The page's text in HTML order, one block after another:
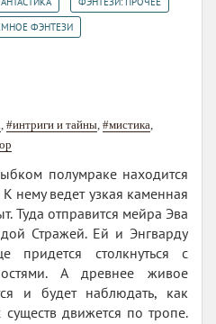
ФЭНТЕЗИ
#интриги и тайны #мистика
полумраке находится
нему ведет узкая каменная
Туда отправится мейра Эва
Стражей. Ей и Энгварду
столкнуться с
А древнее живое
и будет наблюдать, как
движется по тропе.